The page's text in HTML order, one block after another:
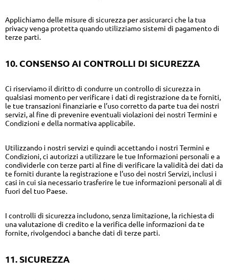
Applichiamo delle misure di sicurezza per assicurarci che la tua
privacy venga protetta quando utilizziamo sistemi di pagamento di
terze parti.
10. CONSENSO AI CONTROLLI DI SICUREZZA
Ci riserviamo il diritto di condurre un controllo di sicurezza in
qualsiasi momento per verificare i dati di registrazione da te forniti,
le tue transazioni finanziarie e l’uso corretto da parte tua dei nostri
servizi, al fine di prevenire eventuali violazioni dei nostri Termini e
Condizioni e della normativa applicabile.
Utilizzando i nostri servizi e quindi accettando i nostri Termini e
Condizioni, ci autorizzi a utilizzare le tue Informazioni personali e a
condividerle con terze parti al fine di verificare la validità dei dati da
te forniti durante la registrazione e l’uso dei nostri Servizi, inclusi i
casi in cui sia necessario trasferire le tue informazioni personali al di
fuori del tuo Paese.
I controlli di sicurezza includono, senza limitazione, la richiesta di
una valutazione di credito e la verifica delle informazioni da te
fornite, rivolgendoci a banche dati di terze parti.
11. SICUREZZA